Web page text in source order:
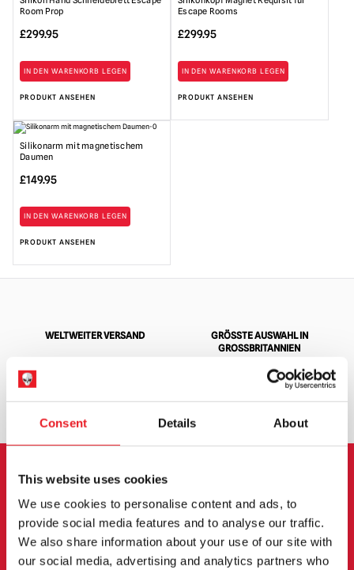
Consent Details About
This website uses cookies
We use cookies to personalise content and ads, to
provide social media features and to analyse our traffic.
We also share information about your use of our site with
our social media, advertising and analytics partners who
Room Prop
£299.95
IN DEN WARENKORB LEGEN
PRODUKT ANSEHEN
Escape Rooms
£299.95
IN DEN WARENKORB LEGEN
PRODUKT ANSEHEN
Silikonarm mit magnetischem
Daumen
£149.95
IN DEN WARENKORB LEGEN
PRODUKT ANSEHEN
WELTWEITER VERSAND
GRÖSSTE AUSWAHL IN G
ROSSBRITANNIEN
MASSGESCHNEIDERTE ANFRAGEN
ANMELDUNG ZUM
NEWSLETTER
Melden Sie sich an, um über neue Produkte,